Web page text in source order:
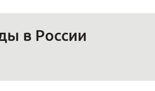
в России